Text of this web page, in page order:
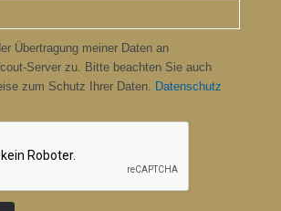
Übertragung meiner Daten an
Server zu. Bitte beachten Sie auch
zum Schutz Ihrer Daten.
Datenschutz